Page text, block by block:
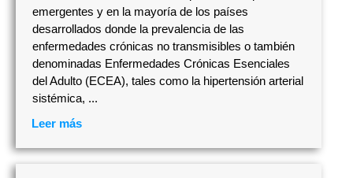
emergentes y en la mayoría de los países
desarrollados donde la prevalencia de las
enfermedades crónicas no transmisibles o también
denominadas Enfermedades Crónicas Esenciales
del Adulto (ECEA), tales como la hipertensión arterial
sistémica, ...
Leer más